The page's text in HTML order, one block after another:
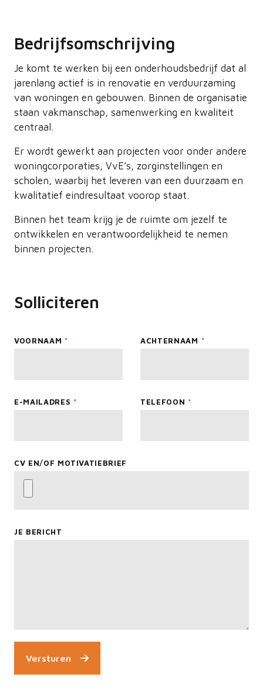
Bedrijfsomschrijving
Je komt te werken bij een onderhoudsbedrijf dat al
jarenlang actief is in renovatie en verduurzaming
van woningen en gebouwen. Binnen de organisatie
staan vakmanschap, samenwerking en kwaliteit
centraal.
Er wordt gewerkt aan projecten voor onder andere
woningcorporaties, VvE’s, zorginstellingen en
scholen, waarbij het leveren van een duurzaam en
kwalitatief eindresultaat voorop staat.
Binnen het team krijg je de ruimte om jezelf te
ontwikkelen en verantwoordelijkheid te nemen
binnen projecten.
Solliciteren
this
VOORNAAM ACHTERNAAM
E-MAILADRES TELEFOON
CV EN/OF MOTIVATIEBRIEF
JE BERICHT
Versturen